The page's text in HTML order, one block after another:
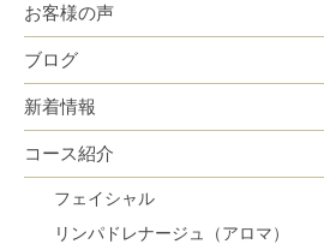
お客様の声
ブログ
新着情報
コース紹介
フェイシャル
リンパドレナージュ（アロマ）